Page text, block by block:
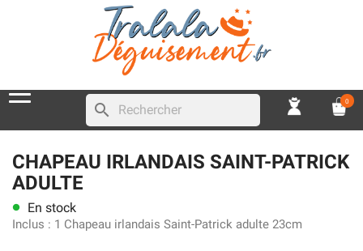
search 0
CHAPEAU IRLANDAIS SAINT-PATRICK
ADULTE
lens En stock
Inclus : 1 Chapeau irlandais Saint-Patrick adulte 23cm